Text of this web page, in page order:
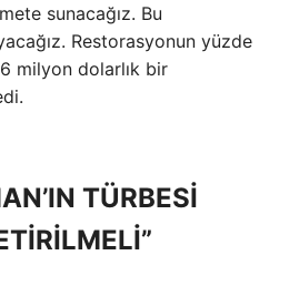
sunacağız. Bu
Restorasyonun yüzde
milyon dolarlık bir
TÜRBESİ